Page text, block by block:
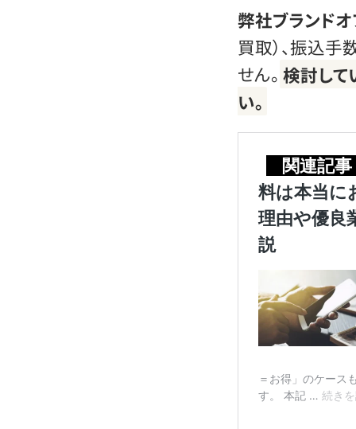
弊社ブランドオ
買取）、振込
せん。 検討して
い。